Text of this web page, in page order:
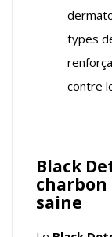
types
contre
Black
saine